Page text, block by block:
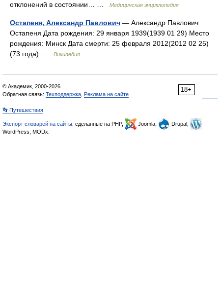
отклонений в состоянии… …
Медицинская энциклопедия
Остапеня, Александр Павлович — Александр Павлович
Остапеня Дата рождения: 29 января 1939(1939 01 29) Место
рождения: Минск Дата смерти: 25 февраля 2012(2012 02 25)
(73 года) …
Википедия
18+
© Академик, 2000-2026
Обратная связь: Техподдержка, Реклама на сайте
👣 Путешествия
Экспорт словарей на сайты, сделанные на PHP, Joomla,
Drupal,
WordPress, MODx.